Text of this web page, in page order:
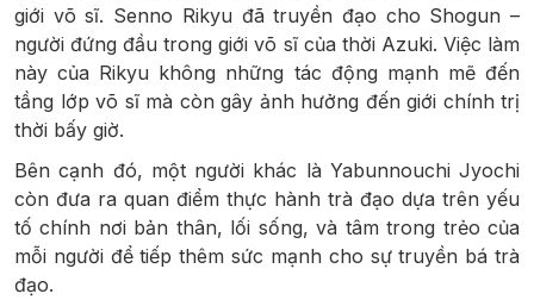
giới võ sĩ. Senno Rikyu đã truyền đạo cho Shogun –
người đứng đầu trong giới võ sĩ của thời Azuki. Việc làm
này của Rikyu không những tác động mạnh mẽ đến
tầng lớp võ sĩ mà còn gây ảnh hưởng đến giới chính trị
thời bấy giờ.
Bên cạnh đó, một người khác là Yabunnouchi Jyochi
còn đưa ra quan điểm thực hành trà đạo dựa trên yếu
tố chính nơi bản thân, lối sống, và tâm trong trẻo của
mỗi người để tiếp thêm sức mạnh cho sự truyền bá trà
đạo.